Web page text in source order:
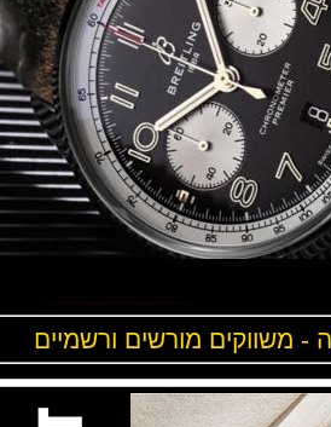
מורשים ורשמיים